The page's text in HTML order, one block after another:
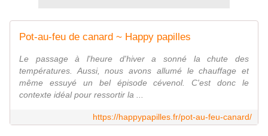
Pot-au-feu de canard ~ Happy papilles
Le passage à l'heure d'hiver a sonné la chute des
températures. Aussi, nous avons allumé le chauffage et
même essuyé un bel épisode cévenol. C'est donc le
contexte idéal pour ressortir la ...
https://happypapilles.fr/pot-au-feu-canard/